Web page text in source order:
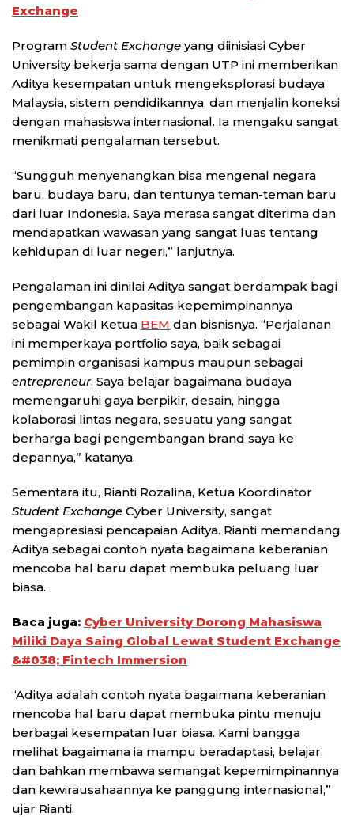
Exchange
Program Student Exchange yang diinisiasi Cyber
University bekerja sama dengan UTP ini memberikan
Aditya kesempatan untuk mengeksplorasi budaya
Malaysia, sistem pendidikannya, dan menjalin koneksi
dengan mahasiswa internasional. Ia mengaku sangat
menikmati pengalaman tersebut.
“Sungguh menyenangkan bisa mengenal negara
baru, budaya baru, dan tentunya teman-teman baru
dari luar Indonesia. Saya merasa sangat diterima dan
mendapatkan wawasan yang sangat luas tentang
kehidupan di luar negeri,” lanjutnya.
Pengalaman ini dinilai Aditya sangat berdampak bagi
pengembangan kapasitas kepemimpinannya
sebagai Wakil Ketua BEM dan bisnisnya. “Perjalanan
ini memperkaya portfolio saya, baik sebagai
pemimpin organisasi kampus maupun sebagai
entrepreneur. Saya belajar bagaimana budaya
memengaruhi gaya berpikir, desain, hingga
kolaborasi lintas negara, sesuatu yang sangat
berharga bagi pengembangan brand saya ke
depannya,” katanya.
Sementara itu, Rianti Rozalina, Ketua Koordinator
Student Exchange Cyber University, sangat
mengapresiasi pencapaian Aditya. Rianti memandang
Aditya sebagai contoh nyata bagaimana keberanian
mencoba hal baru dapat membuka peluang luar
biasa.
Baca juga: Cyber University Dorong Mahasiswa
Miliki Daya Saing Global Lewat Student Exchange
&#038; Fintech Immersion
“Aditya adalah contoh nyata bagaimana keberanian
mencoba hal baru dapat membuka pintu menuju
berbagai kesempatan luar biasa. Kami bangga
melihat bagaimana ia mampu beradaptasi, belajar,
dan bahkan membawa semangat kepemimpinannya
dan kewirausahaannya ke panggung internasional,”
ujar Rianti.